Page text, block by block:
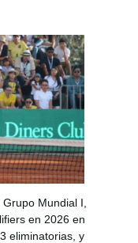
Mundial I,
en 2026 en
eliminatorias, y